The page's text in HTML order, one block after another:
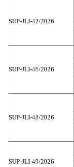
SUP-JLI-42/2026
SUP-JLI-46/2026
SUP-JLI-48/2026
SUP-JLI-49/2026